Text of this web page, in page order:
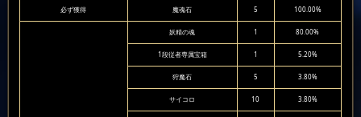
必ず獲得 魔魂石 5 100.00%
妖精の魂 1 80.00%
1段従者専属宝箱 1 5.20%
狩魔石 5 3.80%
サイコロ 10 3.80%